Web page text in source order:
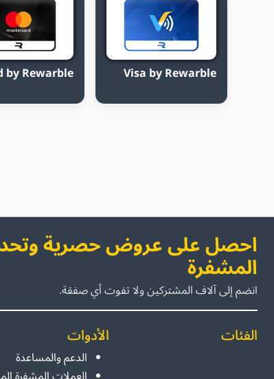
Visa by Rewarble
by Rewarble
احصل على عروض حصرية
المشفرة
انضم إلى آلاف المشتركين ولا تفوت أي صفقة.
الفئات الأدوات
الدعم والمساعدة